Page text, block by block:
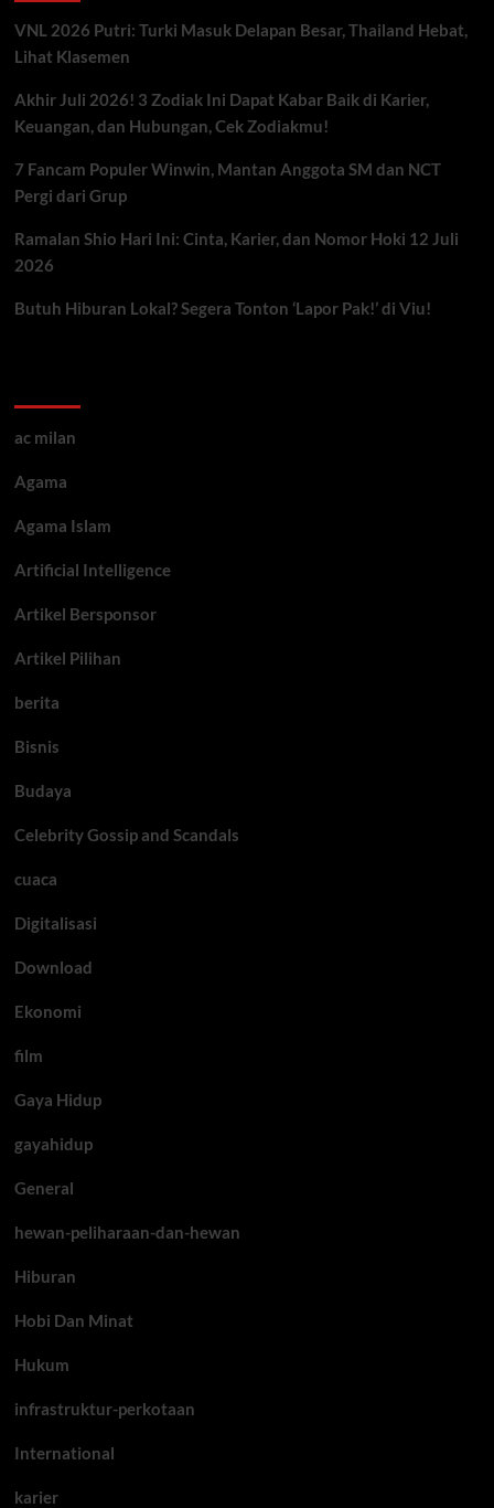
VNL 2026 Putri: Turki Masuk Delapan Besar, Thailand Hebat,
Lihat Klasemen
Akhir Juli 2026! 3 Zodiak Ini Dapat Kabar Baik di Karier,
Keuangan, dan Hubungan, Cek Zodiakmu!
7 Fancam Populer Winwin, Mantan Anggota SM dan NCT
Pergi dari Grup
Ramalan Shio Hari Ini: Cinta, Karier, dan Nomor Hoki 12 Juli
2026
Butuh Hiburan Lokal? Segera Tonton ‘Lapor Pak!’ di Viu!
ac milan
Agama
Agama Islam
Artificial Intelligence
Artikel Bersponsor
Artikel Pilihan
berita
Bisnis
Budaya
Celebrity Gossip and Scandals
cuaca
Digitalisasi
Download
Ekonomi
film
Gaya Hidup
gayahidup
General
hewan-peliharaan-dan-hewan
Hiburan
Hobi Dan Minat
Hukum
infrastruktur-perkotaan
International
karier